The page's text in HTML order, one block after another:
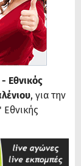
Εθνικός
, για την
Εθνικής